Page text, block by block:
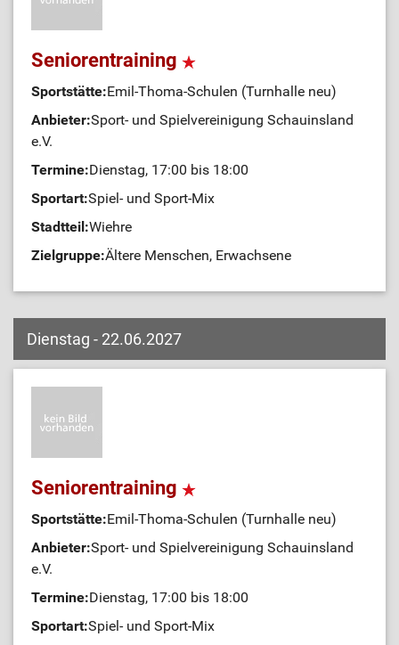
Seniorentraining
Sportstätte:Emil-Thoma-Schulen (Turnhalle neu)
Anbieter:Sport- und Spielvereinigung Schauinsland
e.V.
Termine:Dienstag, 17:00 bis 18:00
Sportart:Spiel- und Sport-Mix
Stadtteil:Wiehre
Zielgruppe:Ältere Menschen, Erwachsene
Dienstag - 22.06.2027
Seniorentraining
Sportstätte:Emil-Thoma-Schulen (Turnhalle neu)
Anbieter:Sport- und Spielvereinigung Schauinsland
e.V.
Termine:Dienstag, 17:00 bis 18:00
Sportart:Spiel- und Sport-Mix